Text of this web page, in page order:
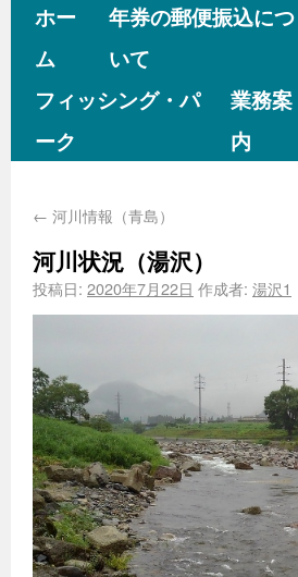
ホー
ム
年券の郵便振込につ
いて
フィッシング・パ
ーク
業務案
内
← 河川情報（青島）
河川状況（湯沢）
投稿日: 2020年7月22日 作成者: 湯沢1